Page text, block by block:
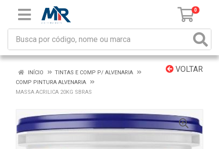
0
VOLTAR
INÍCIO
TINTAS E COMP P/ ALVENARIA
COMP PINTURA ALVENARIA
MASSA ACRILICA 20KG SBRAS